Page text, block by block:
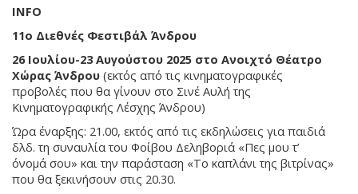
INFO
11ο Διεθνές Φεστιβάλ Άνδρου
26 Ιουλίου-23 Αυγούστου 2025 στο Ανοιχτό Θέατρο
Χώρας Άνδρου (εκτός από τις κινηματογραφικές
προβολές που θα γίνουν στο Σινέ Αυλή της
Κινηματογραφικής Λέσχης Άνδρου)
Ώρα έναρξης: 21.00, εκτός από τις εκδηλώσεις για παιδιά
δλδ. τη συναυλία του Φοίβου Δεληβοριά «Πες µου τ’
όνοµά σου» και την παράσταση «Το καπλάνι της βιτρίνας»
που θα ξεκινήσουν στις 20.30.